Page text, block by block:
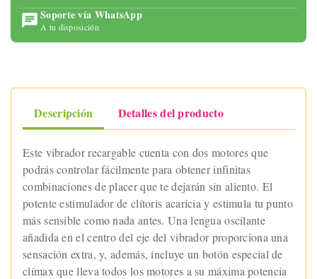
Soporte vía WhatsApp
A tu disposición
Descripción Detalles del producto
Este vibrador recargable cuenta con dos motores que
podrás controlar fácilmente para obtener infinitas
combinaciones de placer que te dejarán sin aliento. El
potente estimulador de clítoris acaricia y estimula tu punto
más sensible como nada antes. Una lengua oscilante
añadida en el centro del eje del vibrador proporciona una
sensación extra, y, además, incluye un botón especial de
clímax que lleva todos los motores a su máxima potencia